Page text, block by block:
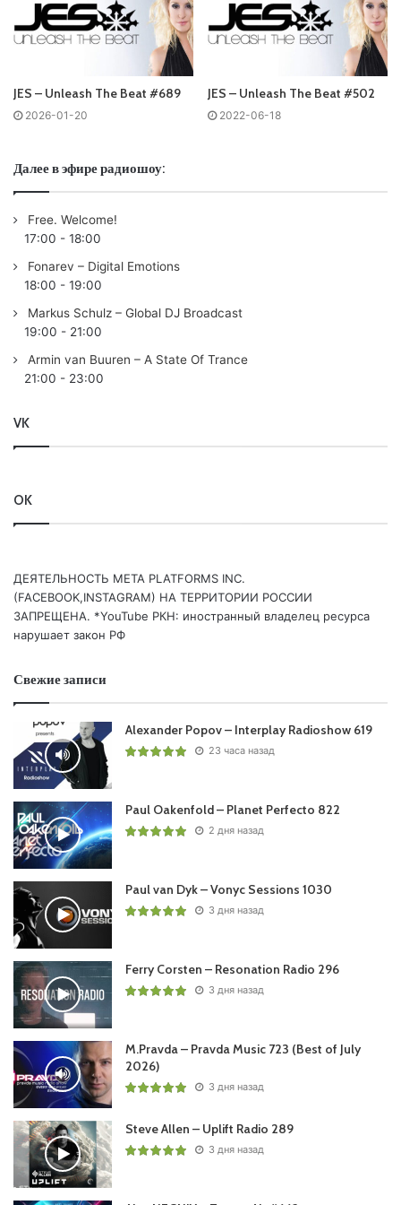
No playlist
Понравился выпуск?
Пользовательская оценка:
JES – Unleash The Beat #689
2026-01-20
JES – Unleash The Beat #502
2022-06-18
Далее в эфире радиошоу:
Free. Welcome!
17:00 - 18:00
Fonarev – Digital Emotions
18:00 - 19:00
Markus Schulz – Global DJ Broadcast
19:00 - 21:00
Armin van Buuren – A State Of Trance
21:00 - 23:00
VK
OK
ДЕЯТЕЛЬНОСТЬ МЕТА PLATFORMS INC.
(FACEBOOK,INSTAGRAM) НА ТЕРРИТОРИИ РОССИИ
ЗАПРЕЩЕНА. *YouTube РКН: иностранный владелец ресурса
нарушает закон РФ
Свежие записи
Alexander Popov – Interplay Radioshow 619
23 часа назад
Paul Oakenfold – Planet Perfecto 822
2 дня назад
Paul van Dyk – Vonyc Sessions 1030
3 дня назад
Ferry Corsten – Resonation Radio 296
3 дня назад
M.Pravda – Pravda Music 723 (Best of July
2026)
3 дня назад
Steve Allen – Uplift Radio 289
3 дня назад